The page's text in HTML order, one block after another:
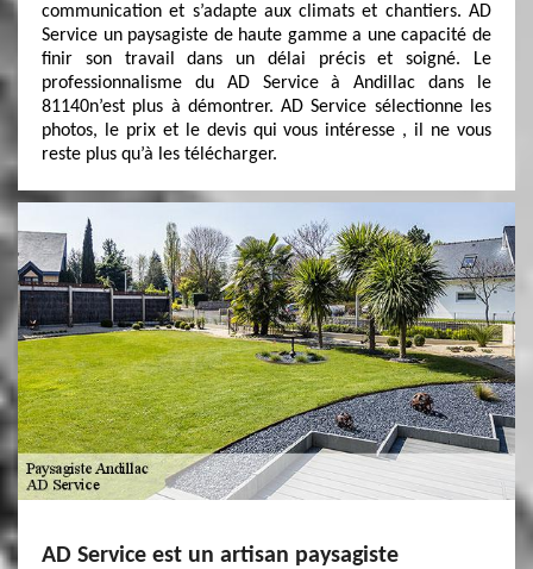
communication et s’adapte aux climats et chantiers. AD
Service un paysagiste de haute gamme a une capacité de
finir son travail dans un délai précis et soigné. Le
professionnalisme du AD Service à Andillac dans le
81140n’est plus à démontrer. AD Service sélectionne les
photos, le prix et le devis qui vous intéresse , il ne vous
reste plus qu’à les télécharger.
AD Service est un artisan paysagiste